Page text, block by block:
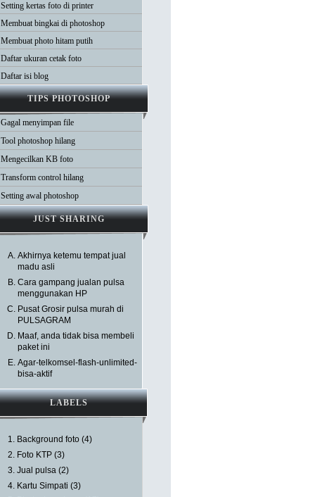
Setting kertas foto di printer
Membuat bingkai di photoshop
Membuat photo hitam putih
Daftar ukuran cetak foto
Daftar isi blog
TIPS PHOTOSHOP
Gagal menyimpan file
Tool photoshop hilang
Mengecilkan KB foto
Transform control hilang
Setting awal photoshop
JUST SHARING
Akhirnya ketemu tempat jual
madu asli
Cara gampang jualan pulsa
menggunakan HP
Pusat Grosir pulsa murah di
PULSAGRAM
Maaf, anda tidak bisa membeli
paket ini
Agar-telkomsel-flash-unlimited-
bisa-aktif
LABELS
Background foto (4)
Foto KTP (3)
Jual pulsa (2)
Kartu Simpati (3)